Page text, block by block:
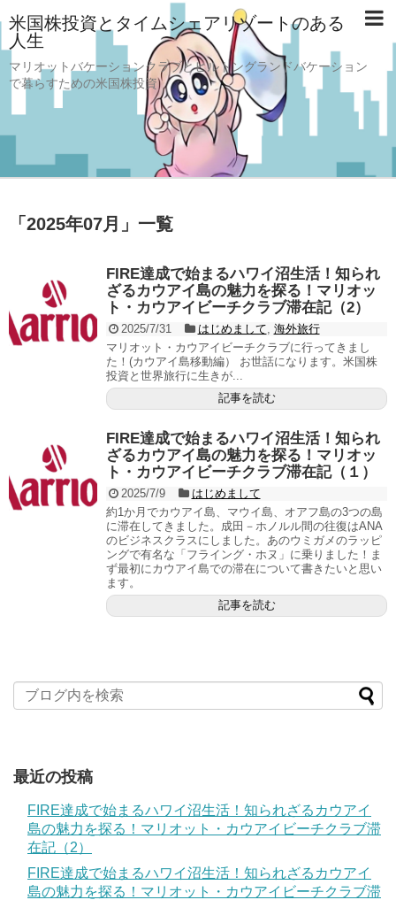
米国株投資とタイムシェアリゾートのある
人生
マリオットバケーションクラブとヒルトングランドバケーション
で暮らすための米国株投資
「 2025年07月 」 一覧
FIRE達成で始まるハワイ沼生活！知られ
ざるカウアイ島の魅力を探る！マリオッ
ト・カウアイビーチクラブ滞在記（2）
2025/7/31 はじめまして 海外旅行
マリオット・カウアイビーチクラブに行ってきまし
た！(カウアイ島移動編） お世話になります。米国株
投資と世界旅行に生きが...
記事を読む
FIRE達成で始まるハワイ沼生活！知られ
ざるカウアイ島の魅力を探る！マリオッ
ト・カウアイビーチクラブ滞在記（１）
2025/7/9
はじめまして
約1か月でカウアイ島、マウイ島、オアフ島の3つの島
に滞在してきました。成田－ホノルル間の往復はANA
のビジネスクラスにしました。あのウミガメのラッピ
ングで有名な「フライング・ホヌ」に乗りました！ま
ず最初にカウアイ島での滞在について書きたいと思い
ます。
記事を読む
最近の投稿
FIRE達成で始まるハワイ沼生活！知られざるカウアイ
島の魅力を探る！マリオット・カウアイビーチクラブ滞
在記（2）
FIRE達成で始まるハワイ沼生活！知られざるカウアイ
島の魅力を探る！マリオット・カウアイビーチクラブ滞